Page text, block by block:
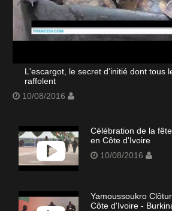
L'escargot, le secret d'initié dont tous
raffolent
10/08/2016
Célébration de la
en Côte d'Ivoire
10/08/2016
Yamoussoukro
Côte d'Ivoire -